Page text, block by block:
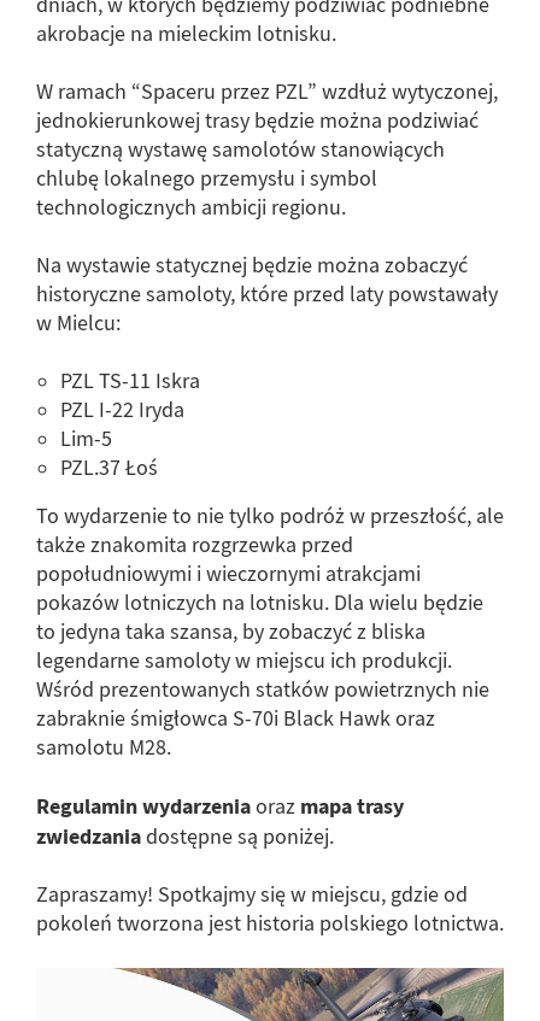
akrobacje na mieleckim lotnisku.
W ramach “Spaceru przez PZL” wzdłuż wytyczonej,
jednokierunkowej trasy będzie można podziwiać
statyczną wystawę samolotów stanowiących
chlubę lokalnego przemysłu i symbol
technologicznych ambicji regionu.
Na wystawie statycznej będzie można zobaczyć
historyczne samoloty, które przed laty powstawały
w Mielcu:
PZL TS-11 Iskra
PZL I-22 Iryda
Lim-5
PZL.37 Łoś
To wydarzenie to nie tylko podróż w przeszłość, ale
także znakomita rozgrzewka przed
popołudniowymi i wieczornymi atrakcjami
pokazów lotniczych na lotnisku. Dla wielu będzie
to jedyna taka szansa, by zobaczyć z bliska
legendarne samoloty w miejscu ich produkcji.
Wśród prezentowanych statków powietrznych nie
zabraknie śmigłowca S-70i Black Hawk oraz
samolotu M28.
Regulamin wydarzeniaoraz mapa trasy
zwiedzaniadostępne są poniżej.
Zapraszamy! Spotkajmy się w miejscu, gdzie od
pokoleń tworzona jest historia polskiego lotnictwa.